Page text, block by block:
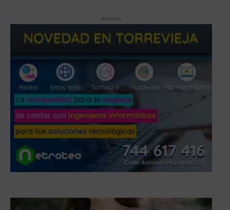
Anuncio